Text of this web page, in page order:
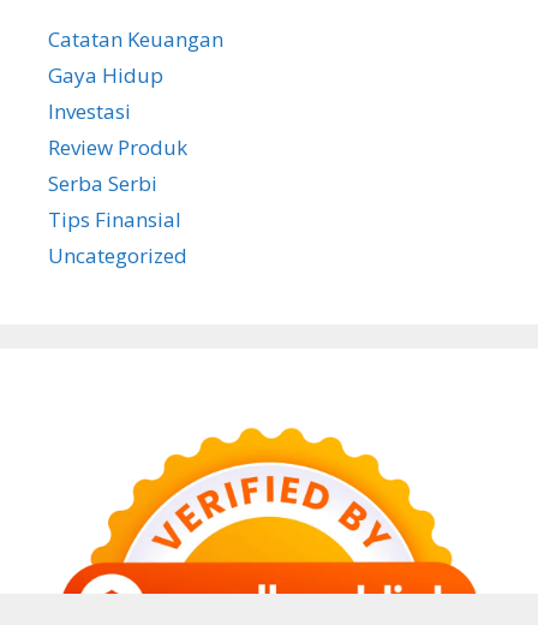
Catatan Keuangan
Gaya Hidup
Investasi
Review Produk
Serba Serbi
Tips Finansial
Uncategorized